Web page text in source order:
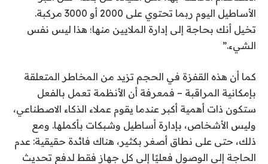
الأساطيل اليوم ربما تحتوي على 2000 أو 3000 مركبة.
تخيل أنك بحاجة إلى إدارة الملايين منها؛ هذا ليس نفس
الشيء.”
كما أن هذه القفزة في الحجم تزيد من المخاطر المتعلقة
بإمكانية المراقبة – فمعرفة أن الأنظمة تعمل بالفعل
ستكون ذات أهمية أكبر عندما يقوم عملاء الذكاء الاصطناعي،
وليس الأشخاص، بإدارة أساطيل وشبكات بأكملها. ومع
ذلك، حتى على نطاق أصغر بكثير، هناك فائدة حقيقية: عدم
الحاجة إلى الوصول فعليًا إلى كل جهاز فقط لدفع تحديث